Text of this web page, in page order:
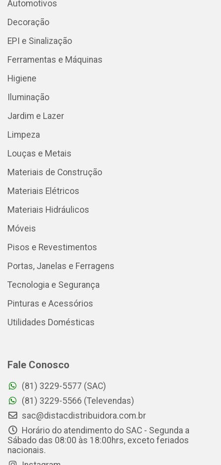
Automotivos
Decoração
EPI e Sinalização
Ferramentas e Máquinas
Higiene
Iluminação
Jardim e Lazer
Limpeza
Louças e Metais
Materiais de Construção
Materiais Elétricos
Materiais Hidráulicos
Móveis
Pisos e Revestimentos
Portas, Janelas e Ferragens
Tecnologia e Segurança
Pinturas e Acessórios
Utilidades Domésticas
Fale Conosco
(81) 3229-5577 (SAC)
(81) 3229-5566 (Televendas)
sac@distacdistribuidora.com.br
Horário do atendimento do SAC - Segunda a
Sábado das 08:00 às 18:00hrs, exceto feriados
nacionais.